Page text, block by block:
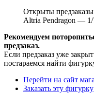
Открыты
Altria Pendragon —
Рекомендуем
предзаказ.
Если предзаказ уже
постараемся найти
Перейти на сайт
Заказать эту фигурку